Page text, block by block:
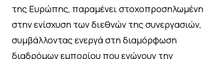
της Ευρώπης, παραμένει στοχοπροσηλωμένη
στην ενίσχυση των διεθνών της συνεργασιών,
συμβάλλοντας ενεργά στη διαμόρφωση
διαδρόμων εμπορίου που ενώνουν την